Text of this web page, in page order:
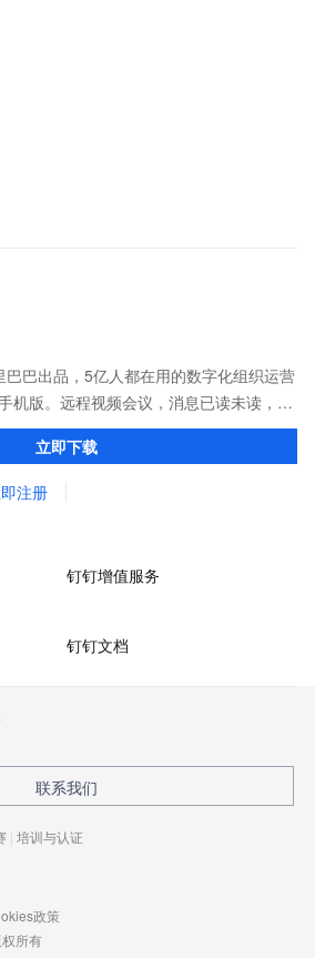
巴出品，5亿人都在用的数字化组织运营
机版。远程视频会议，消息已读未读，
通更高效；移动办公考勤，审批，钉闪
解决方案。
立即下载
注册
钉钉增值服务
钉钉文档
联系我们
| 培训与认证
政策
所有